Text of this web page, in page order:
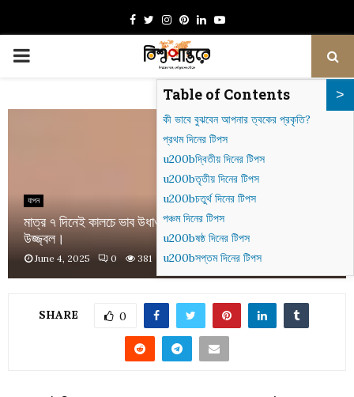
Facebook
TwitterInstagram
Pinterest
LinkedinYoutube
PRIMARY
যাপন
মাত্র ৭ দিনেই কালচে ভাব উধাও!! এই গরমেও ত্বক থাকবে ফ্রেশ আর
উজ্জ্বল।
June 4, 2025 0 381
SHARE 0
Table of Contents
কী ভাবে বুঝবেন আপনার ত্বকের প্রকৃতি?
প্রথম দিনের টিপস
u200bদ্বিতীয় দিনের টিপস
u200bতৃতীয় দিনের টিপস
u200bচতুর্থ দিনের টিপস
পঞ্চম দিনের টিপস
u200bষষ্ঠ দিনের টিপস
u200bসপ্তম দিনের টিপস